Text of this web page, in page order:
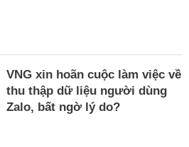
VNG xin hoãn cuộc làm việc về
thu thập dữ liệu người dùng
Zalo, bất ngờ lý do?